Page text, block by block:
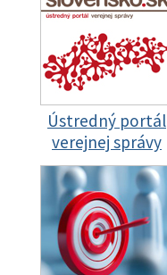
Ústredný portál
verejnej správy